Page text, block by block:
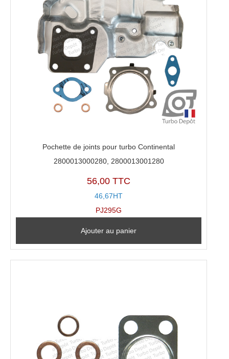
Pochette de joints pour turbo Continental
2800013000280, 2800013001280
56,00 TTC
46,67HT
PJ295G
Ajouter au panier